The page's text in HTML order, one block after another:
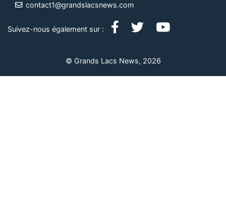
contact1@grandslacsnews.com
Suivez-nous également sur :
© Grands Lacs News, 2026